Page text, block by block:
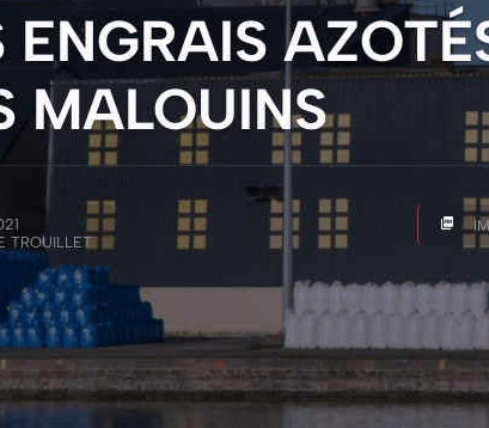
ENGRAIS
MALOUINS
TROUILLET